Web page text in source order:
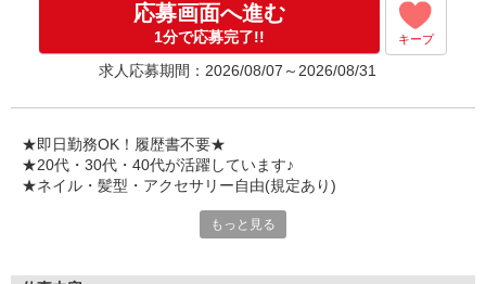
お友達を紹介頂くと,
インセンティブ支給(規定有)
゜・。○。・゜+゜・。○。・゜+゜
応募画面へ進む
1分で応募完了!! キープ
求人応募期間：2026/08/07～2026/08/31
★即日勤務OK！履歴書不要★
★20代・30代・40代が活躍しています♪
★ネイル・髪型・アクセサリー自由(規定あり)
シエロのスタッフは9割が未経験スタート。
もっと見る